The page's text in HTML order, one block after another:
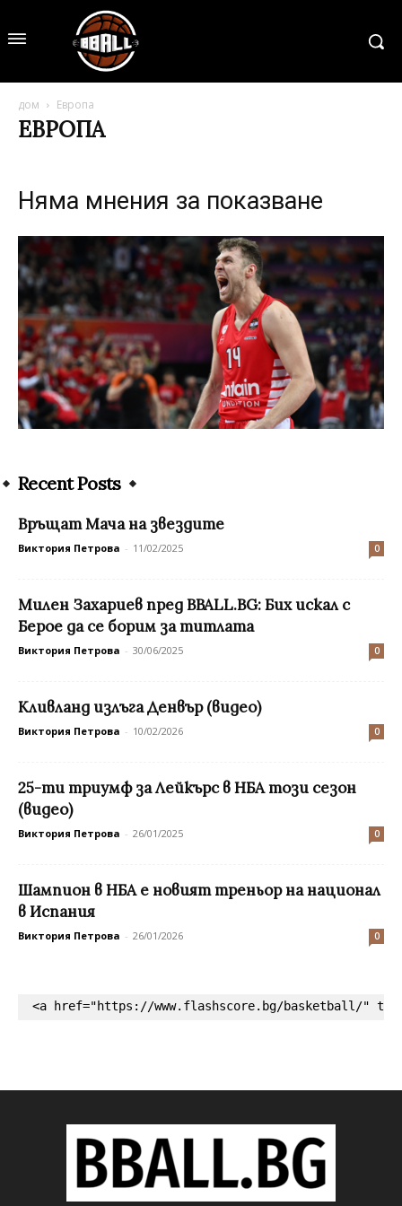
дом Европа
ЕВРОПА
Няма мнения за показване
Recent Posts
Връщат Мача на звездите
Виктория Петрова - 11/02/2025 0
Милен Захариев пред BBALL.BG: Бих искал с
Берое да се борим за титлата
Виктория Петрова - 30/06/2025 0
Кливланд излъга Денвър (видео)
Виктория Петрова - 10/02/2026 0
25-ти триумф за Лейкърс в НБА този сезон
(видео)
Виктория Петрова - 26/01/2025 0
Шампион в НБА е новият треньор на национал
в Испания
Виктория Петрова - 26/01/2026 0
<a href="https://www.flashscore.bg/basketball/"